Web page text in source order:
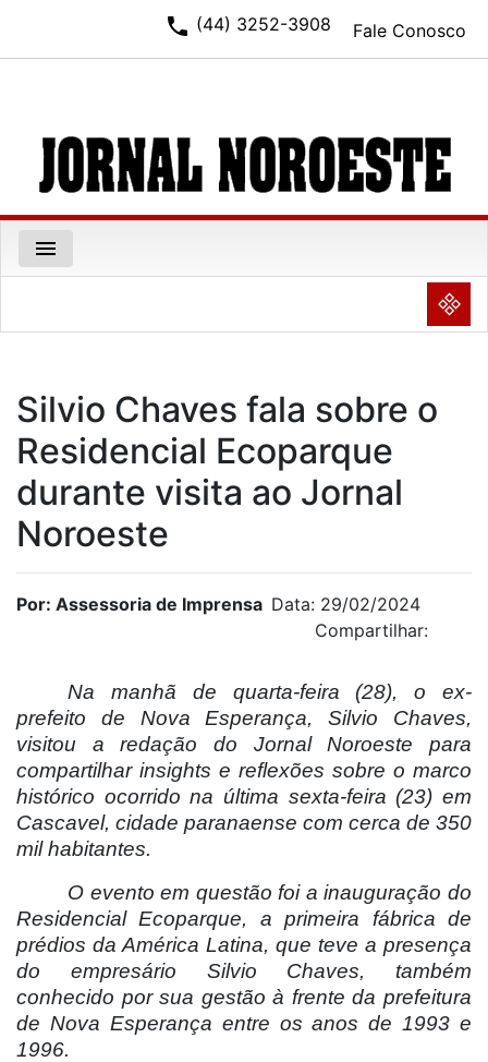
Fale Conosco
phone (44) 3252-3908
menu
NULL
Silvio Chaves fala sobre o
Residencial Ecoparque
durante visita ao Jornal
Noroeste
Por: Assessoria de Imprensa Data: 29/02/2024
Compartilhar:
Na manhã de quarta-feira (28), o ex-
prefeito de Nova Esperança, Silvio Chaves,
visitou a redação do Jornal Noroeste para
compartilhar insights e reflexões sobre o marco
histórico ocorrido na última sexta-feira (23) em
Cascavel, cidade paranaense com cerca de 350
mil habitantes.
O evento em questão foi a inauguração do
Residencial Ecoparque, a primeira fábrica de
prédios da América Latina, que teve a presença
do empresário Silvio Chaves, também
conhecido por sua gestão à frente da prefeitura
de Nova Esperança entre os anos de 1993 e
1996.